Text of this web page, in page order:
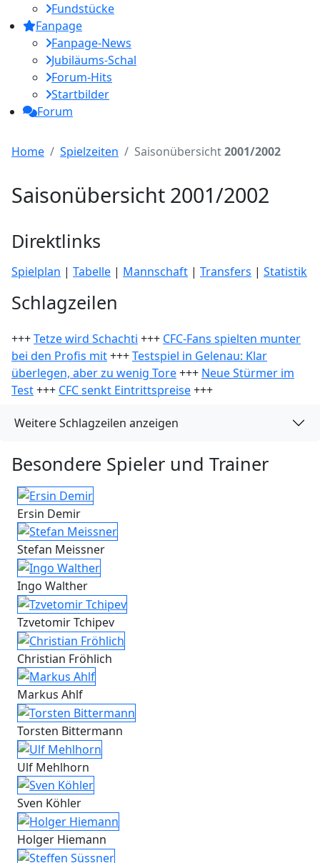
Fundstücke
Fanpage
Fanpage-News
Jubiläums-Schal
Forum-Hits
Startbilder
Forum
Home Spielzeiten Saisonübersicht2001/2002
Saisonübersicht 2001/2002
Direktlinks
Spielplan | Tabelle | Mannschaft | Transfers | Statistik
Schlagzeilen
+++Tetze wird Schachti +++ CFC-Fans spielten munter
bei den Profis mit+++Testspiel in Gelenau: Klar
überlegen, aber zu wenig Tore+++ Neue Stürmer im
Test+++ CFC senkt Eintrittspreise+++
Weitere Schlagzeilen anzeigen
Besondere Spieler und Trainer
Ersin Demir
Stefan Meissner
Ingo Walther
Tzvetomir Tchipev
Christian Fröhlich
Markus Ahlf
Torsten Bittermann
Ulf Mehlhorn
Sven Köhler
Holger Hiemann